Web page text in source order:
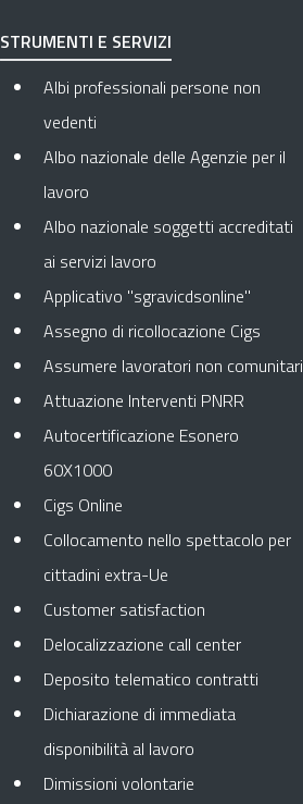
STRUMENTI E SERVIZI
Albi professionali persone non
vedenti
Albo nazionale delle Agenzie per il
lavoro
Albo nazionale soggetti accreditati
ai servizi lavoro
Applicativo "sgravicdsonline"
Assegno di ricollocazione Cigs
Assumere lavoratori non comunitari
Attuazione Interventi PNRR
Autocertificazione Esonero
60X1000
Cigs Online
Collocamento nello spettacolo per
cittadini extra-Ue
Customer satisfaction
Delocalizzazione call center
Deposito telematico contratti
Dichiarazione di immediata
disponibilità al lavoro
Dimissioni volontarie